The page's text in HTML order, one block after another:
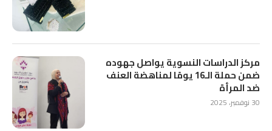
مركز الدراسات النسوية يواصل جهوده
ضمن حملة الـ16 يومًا لمناهضة العنف
ضد المرأة
30 نوفمبر، 2025